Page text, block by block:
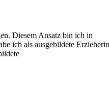
Diesem Ansatz bin ich in
ich als ausgebildete Erzieherin